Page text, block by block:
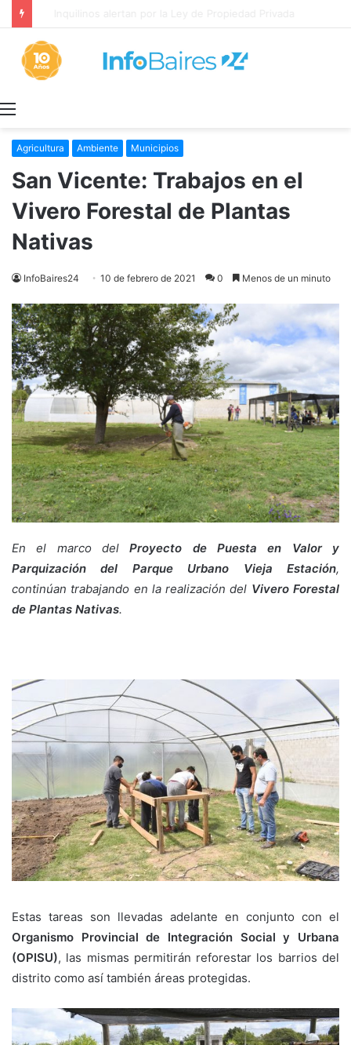
Agricultura Ambiente Municipios
San Vicente: Trabajos en el
Vivero Forestal de Plantas
Nativas
InfoBaires24 10 de febrero de 2021 0 Menos de un minuto
En el marco delProyecto de Puesta en Valor y
Parquización del Parque Urbano Vieja Estación,
continúan trabajando en la realización del Vivero Forestal
de Plantas Nativas.
Estas tareas son llevadas adelante en conjunto con el
Organismo Provincial de Integración Social y Urbana
(OPISU), las mismas permitirán reforestar los barrios del
distrito como así también áreas protegidas.